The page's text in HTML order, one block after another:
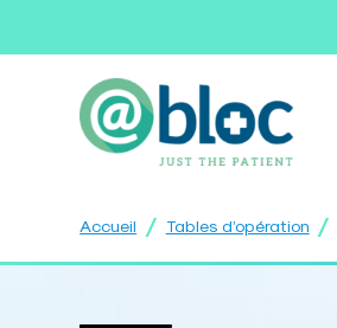
Accueil / Tables d’opération /